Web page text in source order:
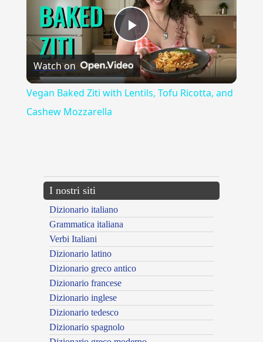
Play
Video
Watch on
Vegan Baked Ziti with Lentils, Tofu Ricotta, and
Cashew Mozzarella
I nostri siti
Dizionario italiano
Grammatica italiana
Verbi Italiani
Dizionario latino
Dizionario greco antico
Dizionario francese
Dizionario inglese
Dizionario tedesco
Dizionario spagnolo